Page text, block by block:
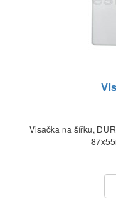
Visačka na šířku,